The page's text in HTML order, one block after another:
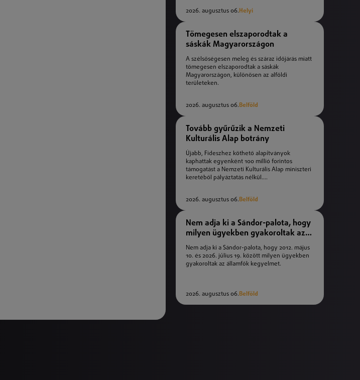
2026. augusztus 06. Helyi
Tömegesen elszaporodtak a
sáskák Magyarországon
A szélsőségesen meleg és száraz időjárás miatt
tömegesen elszaporodtak a sáskák
Magyarországon, különösen az alföldi
területeken.
2026. augusztus 06.Belföld
Tovább gyűrűzik a Nemzeti
Kulturális Alap botrány
Újabb, Fideszhez köthető alapítványok
kaphattak egyenként 100 millió forintos
támogatást a Nemzeti Kulturális Alap miniszteri
keretéből pályáztatás nélkül....
2026. augusztus 06.Belföld
Nem adja ki a Sándor-palota, hogy
milyen ügyekben gyakoroltak az
államfők kegyelmet
Nem adja ki a Sándor-palota, hogy 2012. május
10. és 2026. július 19. között milyen ügyekben
gyakoroltak az államfők kegyelmet.
2026. augusztus 06.Belföld